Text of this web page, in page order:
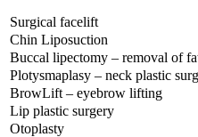
Surgical facelift
Chin Liposuction
Buccal lipectomy – removal of
Plotysmaplasy – neck plastic
BrowLift – eyebrow lifting
Lip plastic surgery
Otoplasty